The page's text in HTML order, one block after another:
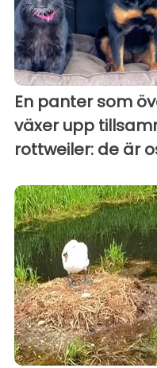
En panter som
växer upp
rottweiler: de är